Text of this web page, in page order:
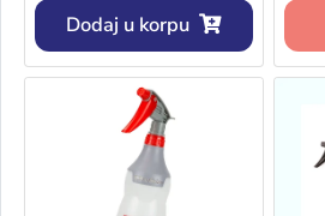
Dodaj u korpu